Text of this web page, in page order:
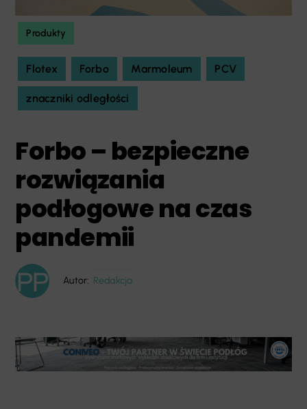
Produkty
Flotex Forbo Marmoleum PCV
znaczniki odległości
Forbo – bezpieczne
rozwiązania
podłogowe na czas
pandemii
Autor: Redakcja